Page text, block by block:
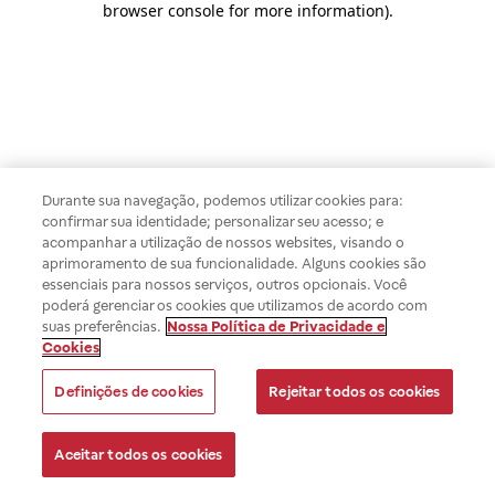
browser console for more information).
Durante sua navegação, podemos utilizar cookies para:
confirmar sua identidade; personalizar seu acesso; e
acompanhar a utilização de nossos websites, visando o
aprimoramento de sua funcionalidade. Alguns cookies são
essenciais para nossos serviços, outros opcionais. Você
poderá gerenciar os cookies que utilizamos de acordo com
suas preferências. Nossa Política de Privacidade e
Cookies
Definições de cookies Rejeitar todos os cookies
Aceitar todos os cookies